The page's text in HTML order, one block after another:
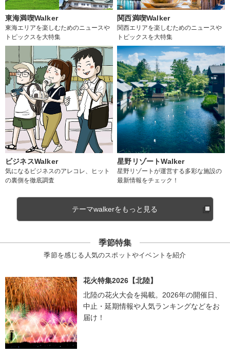
東海満喫Walker
東海エリアを楽しむためのニュースや
トピックスを大特集
関西満喫Walker
関西エリアを楽しむためのニュースや
トピックスを大特集
ビジネスWalker
気になるビジネスのアレコレ、ヒット
の裏側を徹底調査
星野リゾートWalker
星野リゾートが運営する多彩な施設の
最新情報をチェック！
テーマwalkerをもっと見る
季節特集
季節を感じる人気のスポットやイベントを紹介
花火特集2026【北陸】
北陸の花火大会を掲載。2026年の開催日、
中止・延期情報や人気ランキングなどをお
届け！